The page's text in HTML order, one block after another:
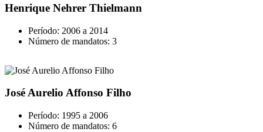
Henrique Nehrer Thielmann
Período: 2006 a 2014
Número de mandatos: 3
José Aurelio Affonso Filho
Período: 1995 a 2006
Número de mandatos: 6